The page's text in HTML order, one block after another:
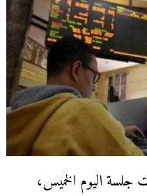
جلسة اليوم الخميس،